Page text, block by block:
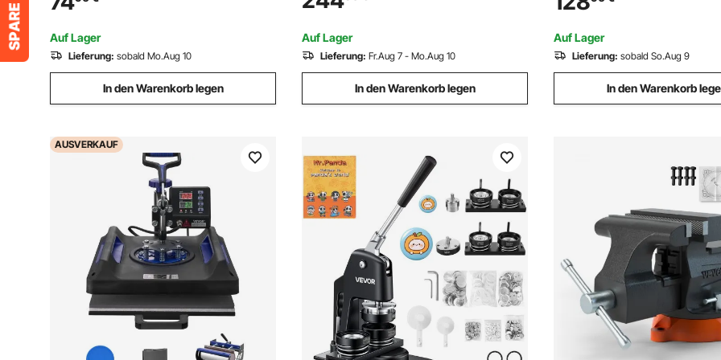
Maker für Personalisiertes Abzeichen
inkl. Zauberbuch
Auf Lager
Lieferung: sobald Mo.Aug 10
In den Warenkorb legen
Arbeitszeit 20 Stunden mit Stativ &
Herrscher Elektrik
Auf Lager
Lieferung: Fr.Aug 7 - Mo.Aug 10
In den Warenkorb legen
Ultraschallreiniger mit Korb für
Schmuckhalter Industrieteile
Silber
Auf Lager
Lieferung: sobald So.Aug 9
In den Warenkorb
AUSVERKAUF